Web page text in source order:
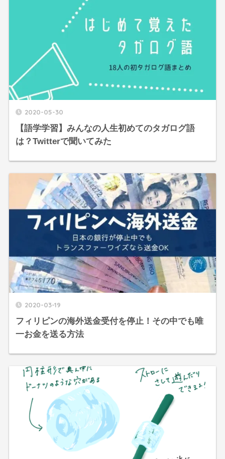
2020-05-30
【語学学習】みんなの人生初めてのタガログ語
は？Twitterで聞いてみた
2020-03-19
フィリピンの海外送金受付を停止！その中でも唯
一お金を送る方法